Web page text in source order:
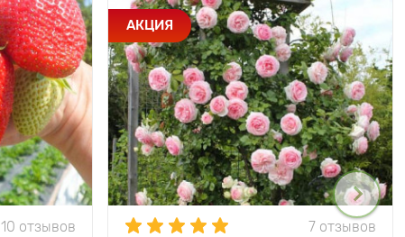
10 отзывов
АКЦИЯ
7 отзывов